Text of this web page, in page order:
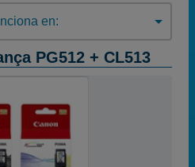
en:
PG512 + CL513